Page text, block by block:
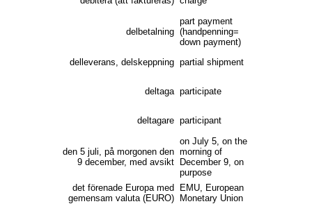
delbetalning
part payment
(handpenning=
down payment)
delleverans, delskeppning partial shipment
deltaga participate
deltagare participant
den 5 juli, på morgonen den
9 december, med avsikt
on July 5, on the
morning of
December 9, on
purpose
det förenade Europa med
gemensam valuta (EURO)
EMU, European
Monetary Union